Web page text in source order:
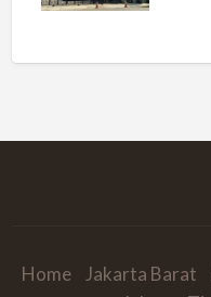
Home Jakarta Barat